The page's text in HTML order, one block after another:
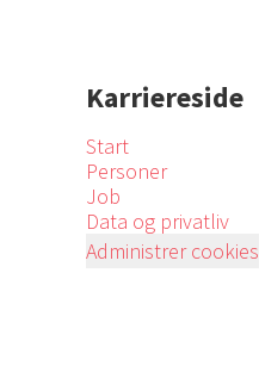
Karriereside
Start
Personer
Job
Data og privatliv
Administrer cookies